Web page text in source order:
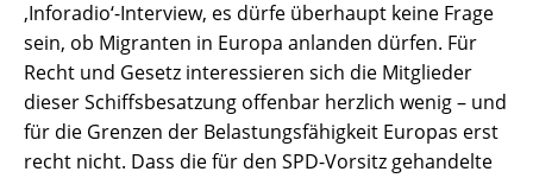
,Inforadio‘-Interview, es dürfe überhaupt keine Frage
sein, ob Migranten in Europa anlanden dürfen. Für
Recht und Gesetz interessieren sich die Mitglieder
dieser Schiffsbesatzung offenbar herzlich wenig – und
für die Grenzen der Belastungsfähigkeit Europas erst
recht nicht. Dass die für den SPD-Vorsitz gehandelte